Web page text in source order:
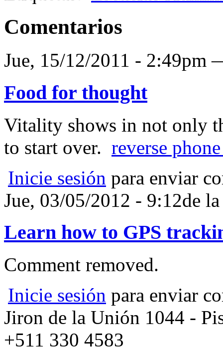
Comentarios
Jue, 15/12/2011 -
Food for thought
Vitality shows in not only
to start over. reverse
Inicie sesión para enviar
Jue, 03/05/2012 - 9:12de
Learn how to GPS
Comment removed.
Inicie sesión para enviar
Jiron de la Unión 1044 -
+511 330 4583